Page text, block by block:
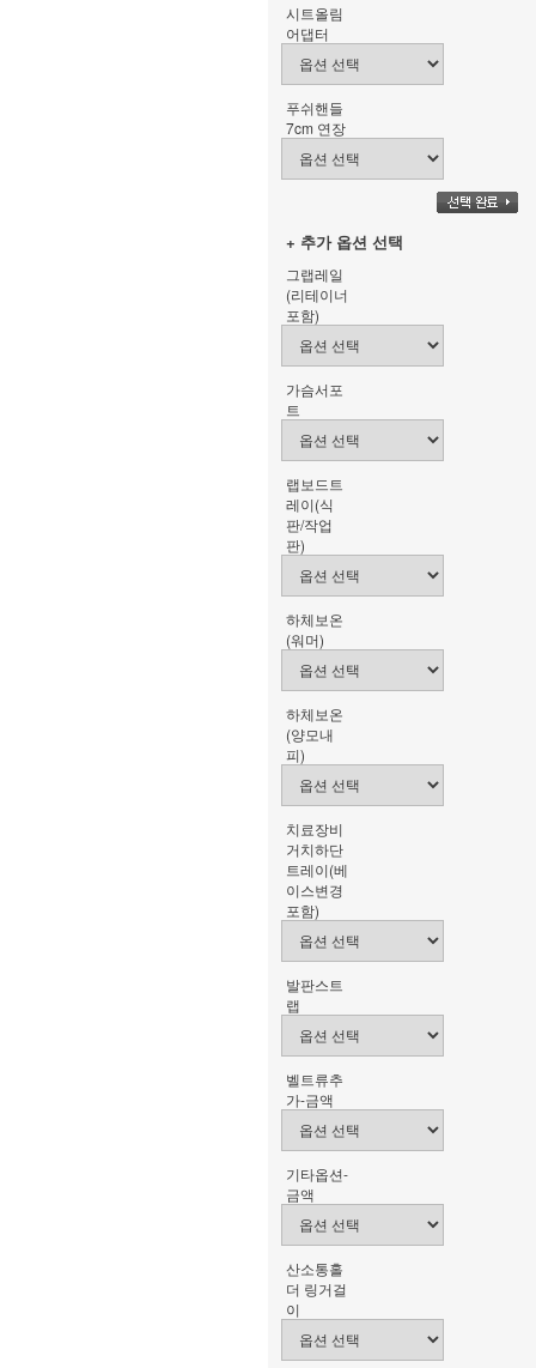
시트올림
어댑터
푸쉬핸들
7cm 연장
+ 추가 옵션 선택
그랩레일
(리테이너
포함)
가슴서포
트
랩보드트
레이(식
판/작업
판)
하체보온
(워머)
하체보온
(양모내
피)
치료장비
거치하단
트레이(베
이스변경
포함)
발판스트
랩
벨트류추
가-금액
기타옵션-
금액
산소통홀
더 링거걸
이